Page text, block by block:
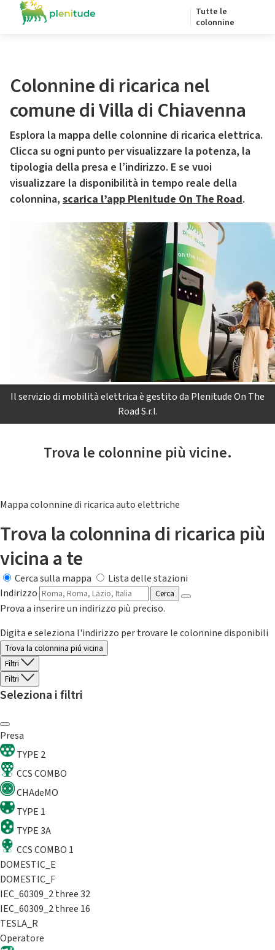
Tutte le
colonnine
Colonnine di ricarica nel
comune di Villa di Chiavenna
Esplora la mappa delle colonnine di ricarica elettrica.
Clicca su ogni punto per visualizzare la potenza, la
tipologia della presa e l’indirizzo. E se vuoi
visualizzare la disponibilità in tempo reale della
colonnina, scarica l’app Plenitude On The Road.
Il servizio di mobilità elettrica è gestito da Plenitude On The
Road S.r.l.
Trova le colonnine più vicine.
Mappa colonnine di ricarica auto elettriche
Trova la colonnina di ricarica più
vicina a te
Cerca sulla mappa
Lista delle stazioni
Indirizzo
Cerca
Prova a inserire un indirizzo più preciso.
Digita e seleziona l'indirizzo per trovare le colonnine disponibili
Trova la colonnina piú vicina
Filtri
Filtri
Seleziona i filtri
Presa
TYPE 2
CCS COMBO
CHAdeMO
TYPE 1
TYPE 3A
CCS COMBO 1
DOMESTIC_E
DOMESTIC_F
IEC_60309_2 three 32
IEC_60309_2 three 16
TESLA_R
Operatore